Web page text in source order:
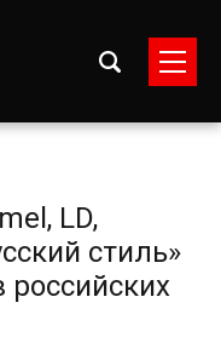
LD,
стиль»
российских